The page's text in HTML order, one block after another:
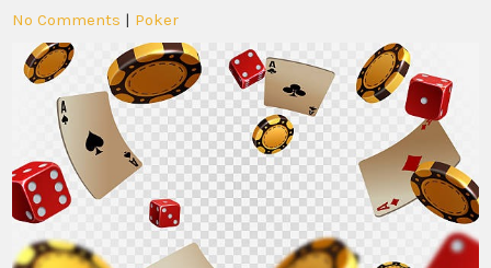
No Comments | Poker